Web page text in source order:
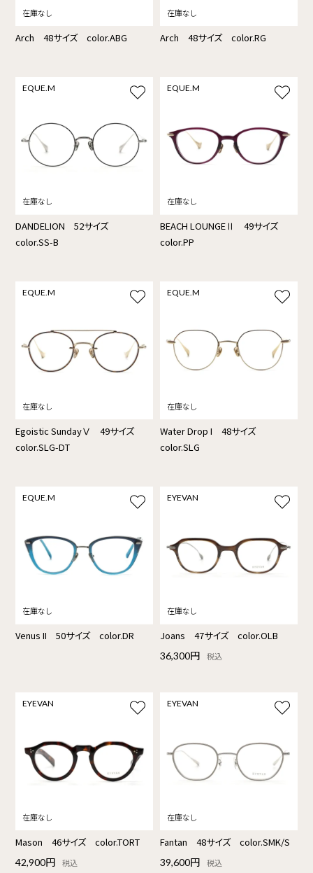
Arch 48サイズ color.ABG Arch 48サイズ color.RG
EQUE.M
DANDELION 52サイズ
color.SS-B
EQUE.M
BEACH LOUNGEⅡ 49サイズ
color.PP
EQUE.M
Egoistic SundayⅤ 49サイズ
color.SLG-DT
EQUE.M
Water Drop I 48サイズ
color.SLG
EQUE.M
Venus II 50サイズ color.DR
EYEVAN
Joans 47サイズ color.OLB
36,300円 税込
EYEVAN
Mason 46サイズ color.TORT
42,900円 税込
EYEVAN
Fantan 48サイズ color.SMK/S
39,600円 税込